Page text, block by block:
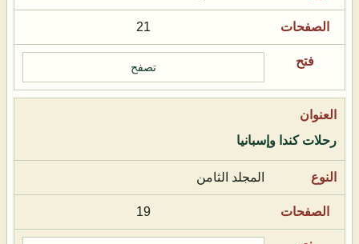
21
تصفح
رحلات كندا وإسبانيا
المجلد الثامن
19